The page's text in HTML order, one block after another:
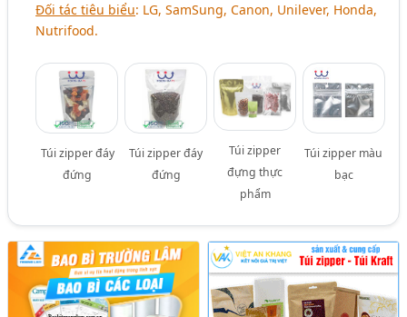
Đối tác tiêu biểu: LG, SamSung, Canon, Unilever, Honda,
Nutrifood.
Túi zipper đáy
đứng
Túi zipper đáy
đứng
Túi zipper
đựng thực
phẩm
Túi zipper màu
bạc